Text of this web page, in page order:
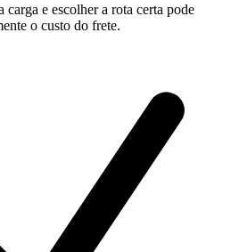
e escolher a rota certa pode
o custo do frete.